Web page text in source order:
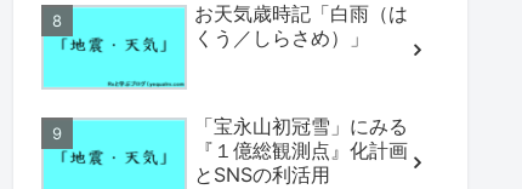
お天気歳時記「白雨（は
くう／しらさめ）」
「宝永山初冠雪」にみる
『１億総観測点』化計画
とSNSの利活用